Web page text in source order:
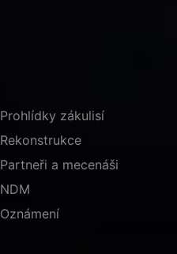
Prohlídky zákulisí
Rekonstrukce
Partneři a mecenáši
NDM
Oznámení